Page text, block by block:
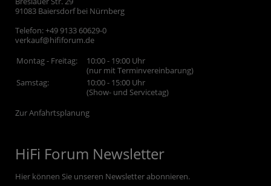
91083 Baiersdorf bei Nürnberg
Telefon:+49 9133 60629-0
verkauf@hififorum.de
Montag - Freitag:
10:00 - 19:00 Uhr
(nur mit Terminvereinbarung)
Samstag:
10:00 - 15:00 Uhr
(Show- und Servicetag)
Zur Anfahrtsplanung
HiFi Forum Newsletter
Hier können Sie unseren Newsletter abonnieren.